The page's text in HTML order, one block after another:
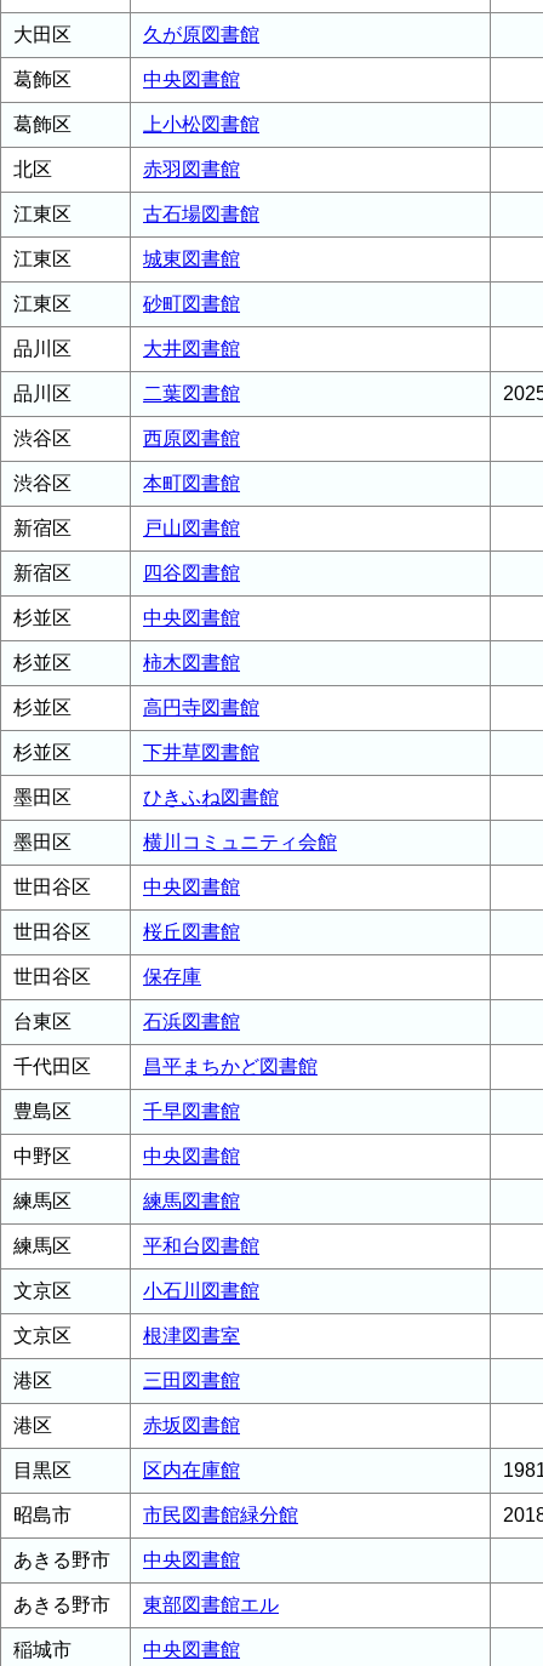
大田区 久が原図書館
葛飾区 中央図書館
葛飾区 上小松図書館
北区 赤羽図書館
江東区 古石場図書館
江東区 城東図書館
江東区 砂町図書館
品川区 大井図書館
品川区 二葉図書館
渋谷区 西原図書館
渋谷区 本町図書館
新宿区 戸山図書館
新宿区 四谷図書館
杉並区 中央図書館
杉並区 柿木図書館
杉並区 高円寺図書館
杉並区 下井草図書館
墨田区 ひきふね図書館
墨田区 横川コミュニティ会館
世田谷区 中央図書館
世田谷区 桜丘図書館
世田谷区 保存庫
台東区 石浜図書館
千代田区 昌平まちかど図書館
豊島区 千早図書館
中野区 中央図書館
練馬区 練馬図書館
練馬区 平和台図書館
文京区 小石川図書館
文京区 根津図書室
港区 三田図書館
港区 赤坂図書館
目黒区 区内在庫館
昭島市 市民図書館緑分館
あきる野市 中央図書館
あきる野市 東部図書館エル
稲城市 中央図書館